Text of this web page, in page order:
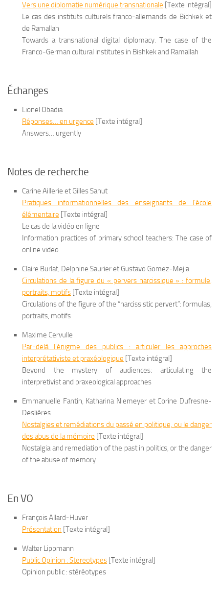
Vers une diplomatie numérique transnationale [Texte intégral]
Le cas des instituts culturels franco-allemands de Bichkek et
de Ramallah
Towards a transnational digital diplomacy. The case of the
Franco-German cultural institutes in Bishkek and Ramallah
Échanges
Lionel Obadia
Réponses… en urgence [Texte intégral]
Answers… urgently
Notes de recherche
Carine Aillerie et Gilles Sahut
Pratiques informationnelles des enseignants de l’école
élémentaire [Texte intégral]
Le cas de la vidéo en ligne
Information practices of primary school teachers: The case of
online video
Claire Burlat, Delphine Saurier et Gustavo Gomez-Mejia
Circulations de la figure du « pervers narcissique » : formule,
portraits, motifs [Texte intégral]
Circulations of the figure of the “narcissistic pervert”: formulas,
portraits, motifs
Maxime Cervulle
Par-delà l’énigme des publics : articuler les approches
interprétativiste et praxéologique [Texte intégral]
Beyond the mystery of audiences: articulating the
interpretivist and praxeological approaches
Emmanuelle Fantin, Katharina Niemeyer et Corine Dufresne-
Deslières
Nostalgies et remédiations du passé en politique, ou le danger
des abus de la mémoire [Texte intégral]
Nostalgia and remediation of the past in politics, or the danger
of the abuse of memory
En VO
François Allard-Huver
Présentation [Texte intégral]
Walter Lippmann
Public Opinion : Stereotypes [Texte intégral]
Opinion public : stéréotypes